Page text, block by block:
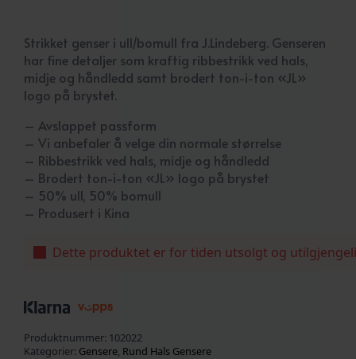
Strikket genser i ull/bomull fra J.Lindeberg. Genseren
har fine detaljer som kraftig ribbestrikk ved hals,
midje og håndledd samt brodert ton-i-ton «JL»
logo på brystet.
– Avslappet passform
– Vi anbefaler å velge din normale størrelse
– Ribbestrikk ved hals, midje og håndledd
– Brodert ton-i-ton «JL» logo på brystet
– 50% ull, 50% bomull
– Produsert i Kina
Dette produktet er for tiden utsolgt og
Produktnummer: 102022
Kategorier: Gensere, Rund Hals Gensere